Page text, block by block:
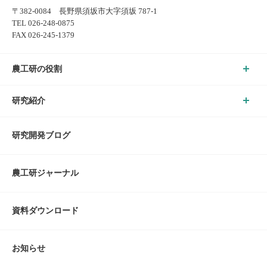
〒382-0084 長野県須坂市大字須坂 787-1
TEL 026-248-0875
FAX 026-245-1379
農工研の役割
研究紹介
研究開発ブログ
農工研ジャーナル
資料ダウンロード
お知らせ